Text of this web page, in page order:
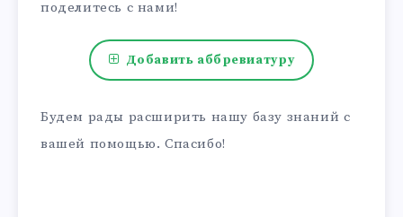
поделитесь с нами!
Добавить аббревиатуру
Будем рады расширить нашу базу знаний с
вашей помощью. Спасибо!